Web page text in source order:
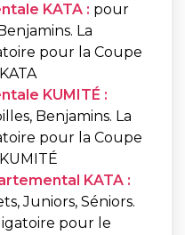
KATA : pour
La
pour la Coupe
KUMITÉ :
Benjamins. La
pour la Coupe
KATA :
Juniors, Séniors.
pour le